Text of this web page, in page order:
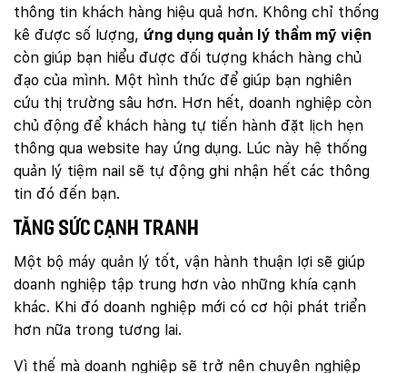
thông tin khách hàng hiệu quả hơn. Không chỉ thống
kê được số lượng, ứng dụng quản lý thẩm mỹ viện
còn giúp bạn hiểu được đối tượng khách hàng chủ
đạo của mình. Một hình thức để giúp bạn nghiên
cứu thị trường sâu hơn. Hơn hết, doanh nghiệp còn
chủ động để khách hàng tự tiến hành đặt lịch hẹn
thông qua website hay ứng dụng. Lúc này hệ thống
quản lý tiệm nail sẽ tự động ghi nhận hết các thông
tin đó đến bạn.
Tăng sức cạnh tranh
Một bộ máy quản lý tốt, vận hành thuận lợi sẽ giúp
doanh nghiệp tập trung hơn vào những khía cạnh
khác. Khi đó doanh nghiệp mới có cơ hội phát triển
hơn nữa trong tương lai.
Vì thế mà doanh nghiệp sẽ trở nên chuyên nghiệp